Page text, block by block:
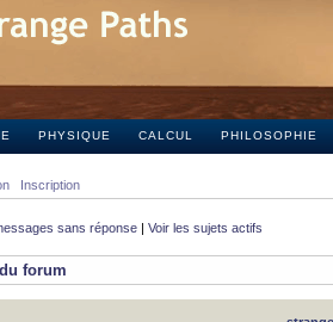
PHYSIQUE CALCUL PHILOSOPHIE
Inscription
sans réponse | Voir les sujets actifs
forum